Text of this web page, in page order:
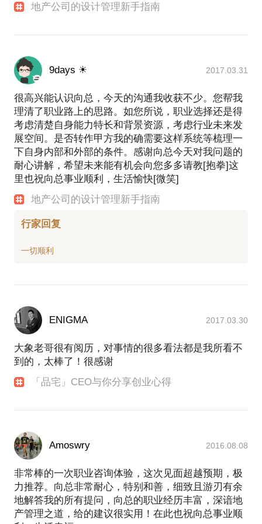
地产公司的设计管理新手指南
9days ☀ 2017.03.31
很高兴能认识向总，今天的沟通我收获不少。您帮我
理清了职业路上的思路。如您所说，职业选择还是得
考虑清楚自身能力特长和背景资源，考虑行业未来发
展空间。是否转作甲方我的确需要这样系统等梳理一
下自身内部和外部的条件。感谢向总今天对我问题的
耐心讲解，希望未来能有机会向您多多请教[抱拳]这
里也祝向总事业顺利，生活愉快[微笑]
地产公司的设计管理新手指南
行家回复
ENIGMA 2017.03.30
大象老哥很有阅历，对事情的很多看法都是我所看不
到的，太棒了！很感谢
「品宅」CEO与你分享创业心得
Amoswry 2016.08.08
非常棒的一次职业咨询体验，这次见面超越预期，极
力推荐。向总非常耐心，特别和善，细致且游刃有余
地解答我的所有提问，向总的职业经历丰富，深谙地
产管理之道，给的建议很实用！在此也祝向总事业顺